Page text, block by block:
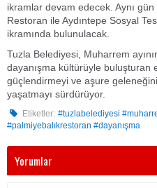
ikramlar devam edecek. Aynı
Restoran ile Aydıntepe Sosyal
ikramında bulunulacak.
Tuzla Belediyesi, Muharrem
dayanışma kültürüyle buluşturan
güçlendirmeyi ve aşure
yaşatmayı sürdürüyor.
Etiketler: #tuzlabelediyesi
#palmiyebalıkrestoran #dayanışma
Yorumlar